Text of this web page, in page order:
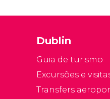
Dublin
Guia de turismo
Excursões e
Transfers